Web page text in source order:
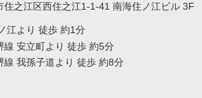
住之江区西住之江1-1-41 南海住ノ江ビル 3F
江より 徒歩 約1分
線 安立町より 徒歩 約5分
線 我孫子道より 徒歩 約8分